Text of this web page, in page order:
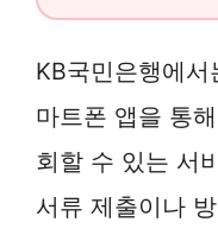
KB국민은행에
마트폰 앱을 통
회할 수 있는 서
서류 제출이나